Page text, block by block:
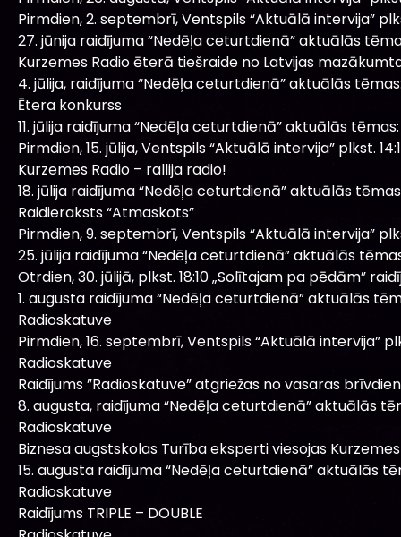
Pirmdien, 2. septembrī, Ventspils “Aktuālā intervija”
27. jūnija raidījuma “Nedēļa ceturtdienā” aktuālās
Kurzemes Radio ēterā tiešraide no Latvijas
4. jūlija, raidījuma “Nedēļa ceturtdienā” aktuālās
Ētera konkurss
11. jūlija raidījuma “Nedēļa ceturtdienā” aktuālās tēmas:
Pirmdien, 15. jūlija, Ventspils “Aktuālā intervija” plkst.
Kurzemes Radio – rallija radio!
18. jūlija raidījuma “Nedēļa ceturtdienā” aktuālās
Raidieraksts “Atmaskots”
Pirmdien, 9. septembrī, Ventspils “Aktuālā intervija”
25. jūlija raidījuma “Nedēļa ceturtdienā” aktuālās
Otrdien, 30. jūlijā, plkst. 18:10 „Solītajam pa pēdām”
1. augusta raidījuma “Nedēļa ceturtdienā” aktuālās
Radioskatuve
Pirmdien, 16. septembrī, Ventspils “Aktuālā intervija”
Radioskatuve
Raidījums ”Radioskatuve” atgriežas no vasaras
8. augusta, raidījuma “Nedēļa ceturtdienā” aktuālās
Radioskatuve
Biznesa augstskolas Turība eksperti viesojas
15. augusta raidījuma “Nedēļa ceturtdienā” aktuālās
Radioskatuve
Raidījums TRIPLE – DOUBLE